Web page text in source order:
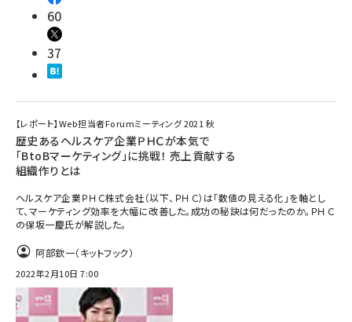
60
37
【レポート】Web担当者Forumミーティング 2021 秋
歴史あるヘルスケア企業ＰＨＣが本気で
「BtoBマーケティング」に挑戦！ 売上貢献する
組織作りとは
ヘルスケア企業ＰＨＣ株式会社（以下、ＰＨＣ）は「数値の見える化」を軸とし
て、マーケティング効率を大幅に改善した。成功の秘訣は何だったのか。ＰＨＣ
の保坂一慶氏が解説した。
阿部欽一（キットフック）
2022年2月10日 7:00